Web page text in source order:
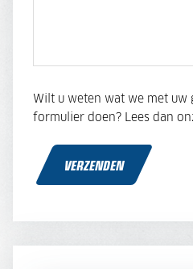
Wilt u weten wat we met uw
formulier doen? Lees dan
VERZENDEN